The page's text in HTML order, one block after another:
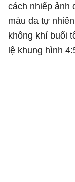
cách nhiếp ảnh
màu da tự
không khí buổi
lệ khung hình